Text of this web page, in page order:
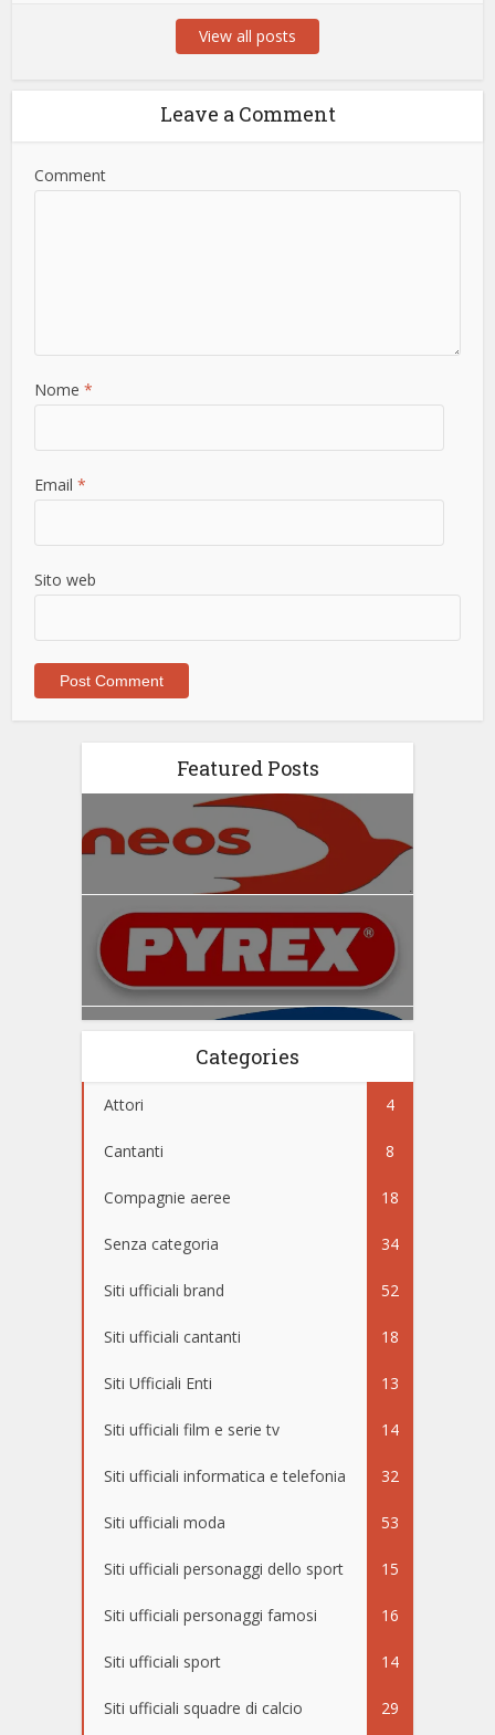
View all posts
Leave a Comment
Comment
Nome*
Email*
Sito web
Featured Posts
Categories
Attori 4
Cantanti 8
Compagnie aeree 18
Senza categoria 34
Siti ufficiali brand 52
Siti ufficiali cantanti 18
Siti Ufficiali Enti 13
Siti ufficiali film e serie tv 14
Siti ufficiali informatica e telefonia 32
Siti ufficiali moda 53
Siti ufficiali personaggi dello sport 15
Siti ufficiali personaggi famosi 16
Siti ufficiali sport 14
Siti ufficiali squadre di calcio 29